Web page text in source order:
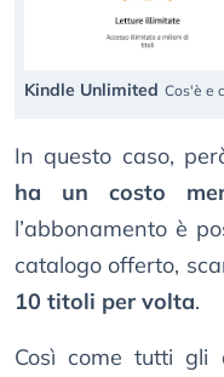
Kindle Unlimited Cos'è e
In questo caso,
ha un costo
l’abbonamento è
catalogo offerto,
10 titoli per volta.
Così come tutti gli